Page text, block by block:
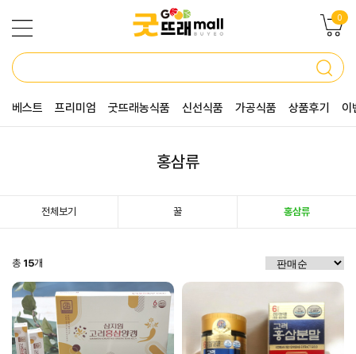
0
베스트 프리미엄 굿뜨래농식품 신선식품 가공식품 상품후기 이
홍삼류
전체보기 꿀 홍삼류
총 15개